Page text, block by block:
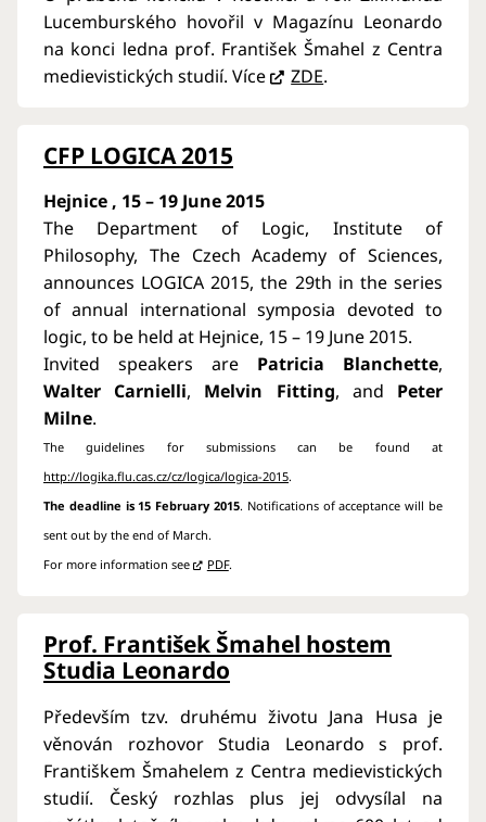
Lucemburského hovořil v Magazínu Leonardo
na konci ledna prof. František Šmahel z Centra
medievistických studií. Více
ZDE.
CFP LOGICA 2015
Hejnice , 15 – 19 June 2015
The Department of Logic, Institute of
Philosophy, The Czech Academy of Sciences,
announces LOGICA 2015, the 29th in the series
of annual international symposia devoted to
logic, to be held at Hejnice, 15 – 19 June 2015.
Invited speakers are Patricia Blanchette,
Walter Carnielli, Melvin Fitting, and Peter
Milne.
The guidelines for submissions can be found at
http://logika.flu.cas.cz/cz/logica/logica-2015.
The deadline is 15 February 2015. Notifications of acceptance will be
sent out by the end of March.
For more information see
PDF.
Prof. František Šmahel hostem
Studia Leonardo
Především tzv. druhému životu Jana Husa je
věnován rozhovor Studia Leonardo s prof.
Františkem Šmahelem z Centra medievistických
studií. Český rozhlas plus jej odvysílal na